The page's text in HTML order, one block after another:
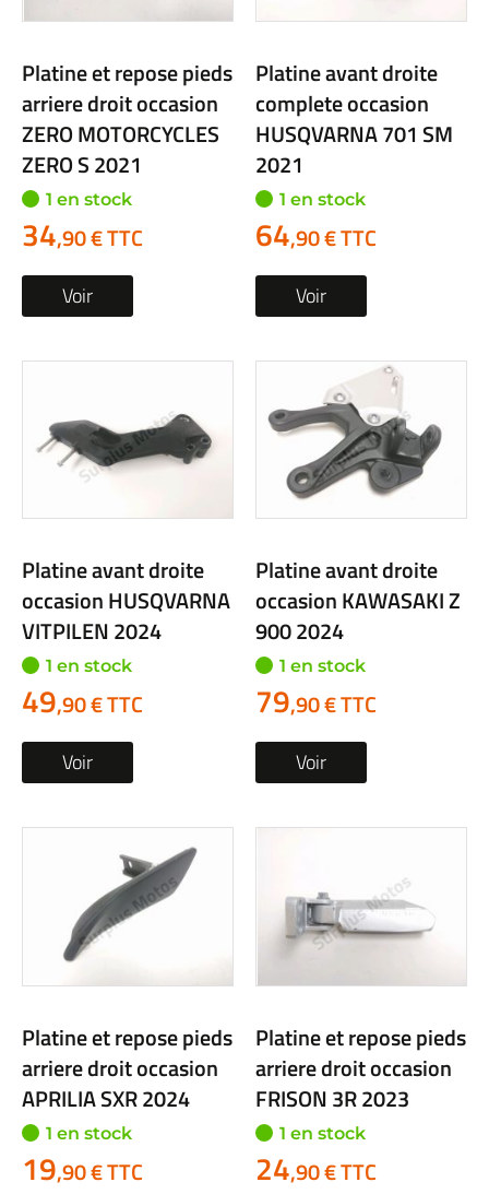
Platine et repose pieds
arriere droit occasion
ZERO MOTORCYCLES
ZERO S 2021
1 en stock
34,90 € TTC
Voir
Platine avant droite
complete occasion
HUSQVARNA 701 SM
2021
1 en stock
64,90 € TTC
Voir
Platine avant droite
occasion HUSQVARNA
VITPILEN 2024
1 en stock
49,90 € TTC
Voir
Platine avant droite
occasion KAWASAKI Z
900 2024
1 en stock
79,90 € TTC
Voir
Platine et repose pieds
arriere droit occasion
APRILIA SXR 2024
1 en stock
19,90 € TTC
Platine et repose pieds
arriere droit occasion
FRISON 3R 2023
1 en stock
24,90 € TTC